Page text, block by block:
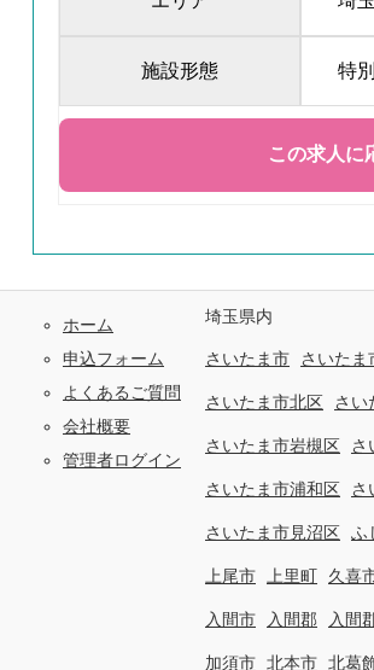
施設形態 特
ホーム
申込フォーム
よくあるご質問
会社概要
管理者ログイン
埼玉県内
さいたま市 さいたま
さいたま市北区 さい
さいたま市岩槻区 さ
さいたま市浦和区 さ
さいたま市見沼区 ふ
上尾市 上里町 久喜
入間市 入間郡 入間
加須市 北本市 北葛